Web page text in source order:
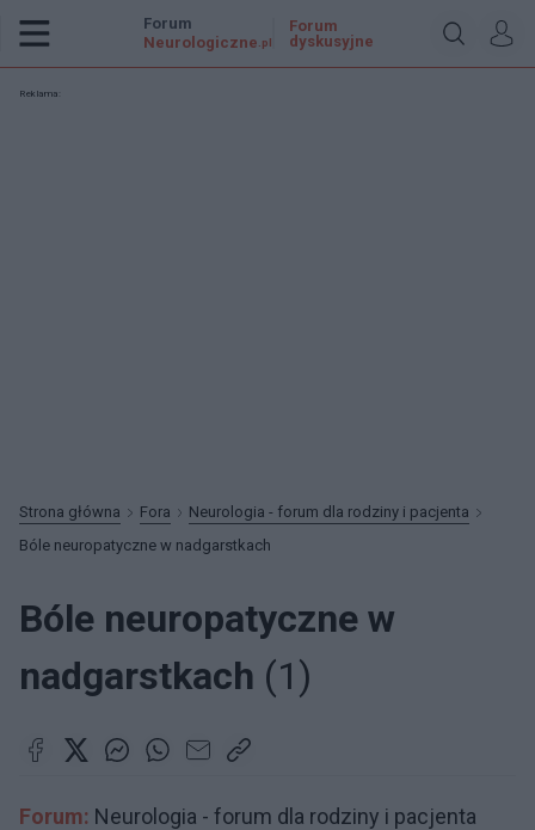
Forum
Neurologiczne .pl
Forum
dyskusyjne
Reklama:
Strona główna Fora
Neurologia - forum dla rodziny i pacjenta
Bóle neuropatyczne w nadgarstkach
Bóle neuropatyczne w
nadgarstkach (1)
Forum: Neurologia - forum dla rodziny i pacjenta